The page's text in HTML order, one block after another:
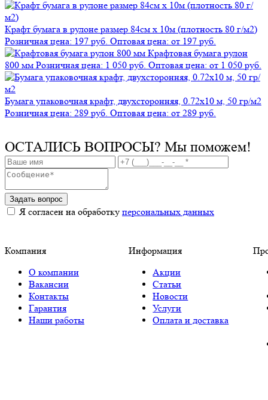
Крафт бумага в рулоне размер 84см х 10м (плотность 80 г/м2)
Розничная цена: 197 руб. Оптовая цена: от 197 руб.
Крафтовая бумага рулон
800 мм Розничная цена: 1 050 руб. Оптовая цена: от 1 050 руб.
Бумага упаковочная крафт, двухсторонняя, 0.72х10 м, 50 гр/м2
Розничная цена: 289 руб. Оптовая цена: от 289 руб.
ОСТАЛИСЬ ВОПРОСЫ? Мы поможем!
Задать вопрос
Я согласен на обработку персональных данных
Компания
О компании
Вакансии
Контакты
Гарантия
Наши работы
Информация
Акции
Статьи
Новости
Услуги
Оплата и доставка